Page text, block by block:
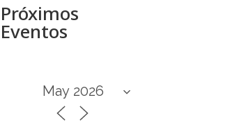
Próximos
Eventos